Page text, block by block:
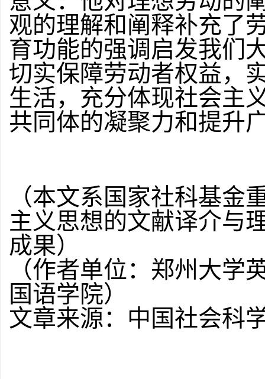
观的理解和阐释补充了
育功能的强调启发我们
切实保障劳动者权益，
生活，充分体现社会主
共同体的凝聚力和提升
（本文系国家社科基金
主义思想的文献译介与
成果）
（作者单位：郑州大学
国语学院）
文章来源：中国社会科